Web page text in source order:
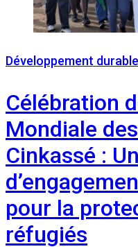
Développement durable
Célébration
Mondiale
Cinkassé :
pour la
réfugiés